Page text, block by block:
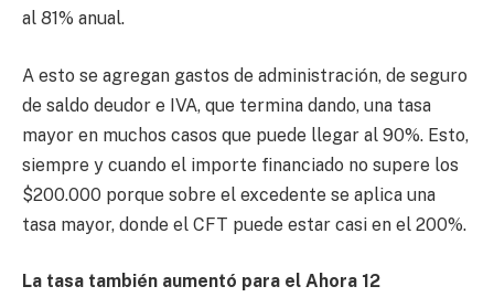
al 81% anual.
A esto se agregan gastos de administración, de seguro
de saldo deudor e IVA, que termina dando, una tasa
mayor en muchos casos que puede llegar al 90%. Esto,
siempre y cuando el importe financiado no supere los
$200.000 porque sobre el excedente se aplica una
tasa mayor, donde el CFT puede estar casi en el 200%.
La tasa también aumentó para el Ahora 12